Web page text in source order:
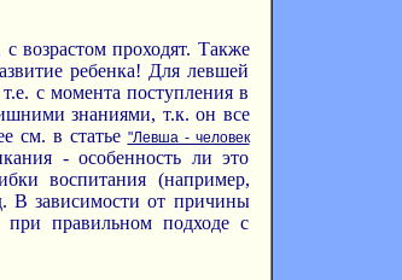
возрастом проходят. Также
ребенка! Для левшей
с момента поступления в
знаниями, т.к. он все
см. в статье "Левша - человек
- особенность ли это
воспитания (например,
В зависимости от причины
правильном подходе с